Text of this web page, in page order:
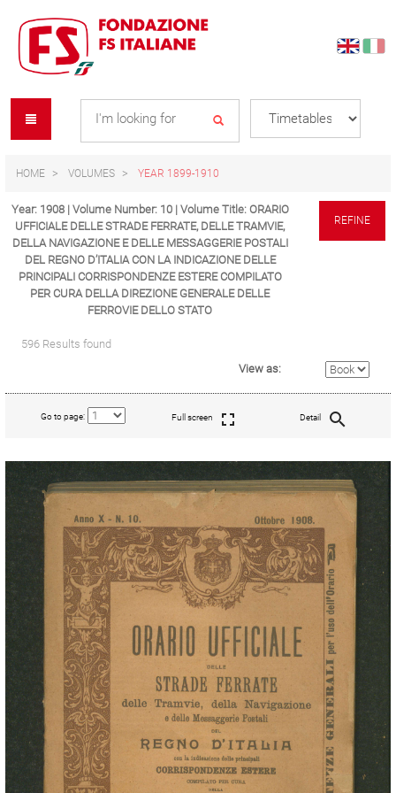
content
navigation
menu
HOME VOLUMES YEAR 1899-1910
Year: 1908 | Volume Number: 10 | Volume Title: ORARIO
UFFICIALE DELLE STRADE FERRATE, DELLE TRAMVIE,
DELLA NAVIGAZIONE E DELLE MESSAGGERIE POSTALI
DEL REGNO D’ITALIA CON LA INDICAZIONE DELLE
PRINCIPALI CORRISPONDENZE ESTERE COMPILATO
PER CURA DELLA DIREZIONE GENERALE DELLE
FERROVIE DELLO STATO
REFINE
596 Results found
View as:
Go to page: Full screen Detail